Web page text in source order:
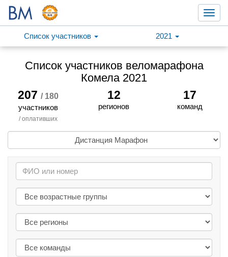
Список участников
2021
Список участников веломарафона
Комела 2021
207 / 180
участников
/ оплативших
12
регионов
17
команд